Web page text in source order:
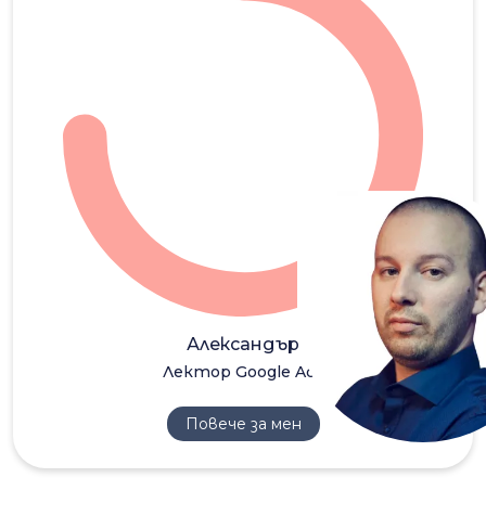
Александър
Лектор Google Ads
Повече за мен